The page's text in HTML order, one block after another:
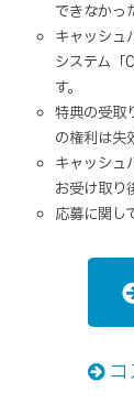
できなかっ
キャッシュ
システム「
す。
特典の受取
の権利は失
キャッシュ
お受け取り
応募に関し
コ